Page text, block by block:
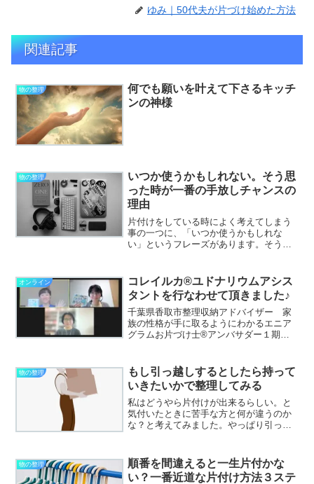
ゆみ｜50代夫が片づけ始めた方法
関連記事
物の整理
何でも願いを叶えて下さるキッチ
ンの神様
物の整理
いつか使うかもしれない。そう思
った時が一番の手放しチャンスの
理由
片付けをしている時によく考えてしまう
事の一つに、「いつか使うかもしれな
い」というフレーズがあります。そう思
いつか使うかもしれないと思った時の物
の状態①自分はしばらく使って...
オンライン
コレイルカ®ユドナリウムアシス
タントを行なわせて頂きました♪
千葉県香取市整理収納アドバイザー 家
族の性格が手に取るようにわかるエニア
グラムお片づけ士®アンバサダー１期生
かぎゆみです。▶私のプロフィールはこ
ちら▶私が書いたお片づけ...
物の整理
もし引っ越しするとしたら持って
いきたいかで整理してみる
私はどうやら片付けが出来るらしい。と
気付いたときに苦手な方と何が違うのか
な？と考えてみました。やっぱり引っ越
うです。引っ越し回数が多ければ誰もが
そうなっていくかというと...
物の整理
順番を間違えると一生片付かな
い？一番近道な片付け方法３ステ